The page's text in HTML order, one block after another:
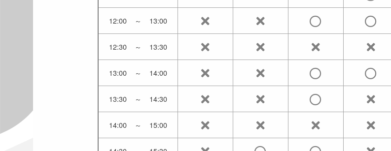
12:00 ～ 13:00
12:30 ～ 13:30
13:00 ～ 14:00
13:30 ～ 14:30
14:00 ～ 15:00